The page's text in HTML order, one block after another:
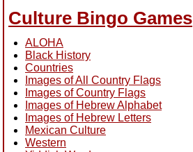
Culture Bingo Games
ALOHA
Black History
Countries
Images of All Country Flags
Images of Country Flags
Images of Hebrew Alphabet
Images of Hebrew Letters
Mexican Culture
Western